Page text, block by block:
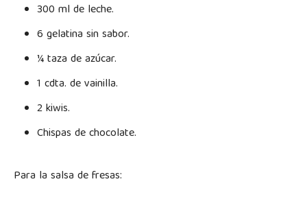
300 ml de leche.
6 gelatina sin sabor.
¼ taza de azúcar.
1 cdta. de vainilla.
2 kiwis.
Chispas de chocolate.
Para la salsa de fresas: